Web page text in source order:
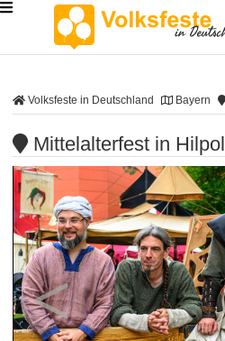
Volksfeste in Deutschland Bayern
Mittelalterfest in
<